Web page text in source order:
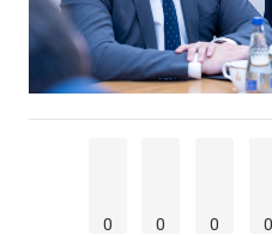
0 0 0 0